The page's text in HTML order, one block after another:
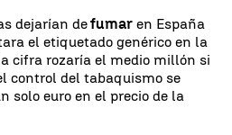
dejarían defumar en España
el etiquetado genérico en la
cifra rozaría el medio millón si
control del tabaquismo se
solo euro en el precio de la